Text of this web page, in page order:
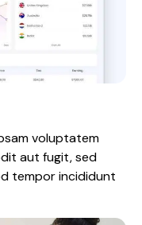
voluptatem
aut fugit, sed
tempor incididunt